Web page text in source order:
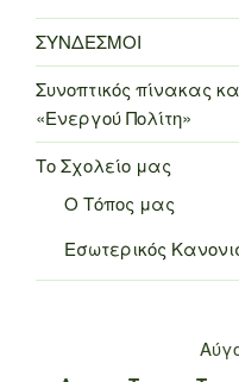
ΣΥΝΔΕΣΜΟΙ
Συνοπτικός πίνακας
«Ενεργού Πολίτη»
Το Σχολείο μας
Ο Τόπος μας
Εσωτερικός